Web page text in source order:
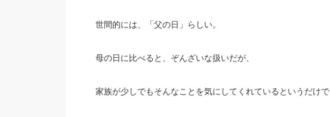
世間的には、「父の日」らしい。
母の日に比べると、ぞんざいな扱いだが、
家族が少しでもそんなことを気にしてくれているというだけで